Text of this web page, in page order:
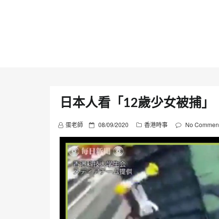
日本人看「12歲少女被捕」
蛋老師
P
s
t
e
d
o
n
08/09/2020 香港時事 No